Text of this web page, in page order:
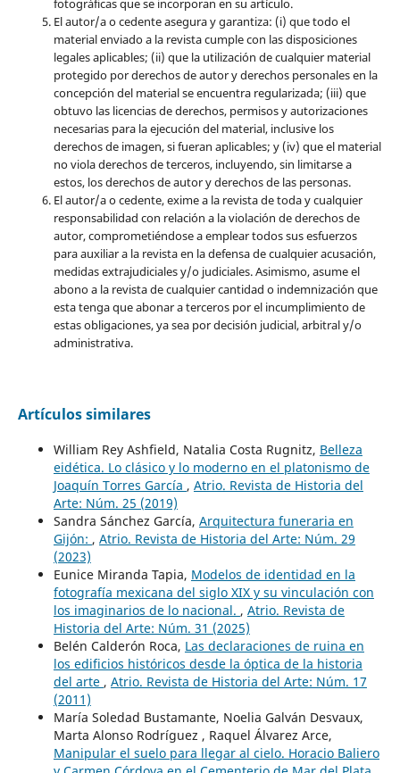
fotográficas que se incorporan en su artículo.
El autor/a o cedente asegura y garantiza: (i) que todo el
material enviado a la revista cumple con las disposiciones
legales aplicables; (ii) que la utilización de cualquier material
protegido por derechos de autor y derechos personales en la
concepción del material se encuentra regularizada; (iii) que
obtuvo las licencias de derechos, permisos y autorizaciones
necesarias para la ejecución del material, inclusive los
derechos de imagen, si fueran aplicables; y (iv) que el material
no viola derechos de terceros, incluyendo, sin limitarse a
estos, los derechos de autor y derechos de las personas.
El autor/a o cedente, exime a la revista de toda y cualquier
responsabilidad con relación a la violación de derechos de
autor, comprometiéndose a emplear todos sus esfuerzos
para auxiliar a la revista en la defensa de cualquier acusación,
medidas extrajudiciales y/o judiciales. Asimismo, asume el
abono a la revista de cualquier cantidad o indemnización que
esta tenga que abonar a terceros por el incumplimiento de
estas obligaciones, ya sea por decisión judicial, arbitral y/o
administrativa.
Artículos similares
William Rey Ashfield, Natalia Costa Rugnitz, Belleza
eidética. Lo clásico y lo moderno en el platonismo de
Joaquín Torres García , Atrio. Revista de Historia del
Arte: Núm. 25 (2019)
Sandra Sánchez García, Arquitectura funeraria en
Gijón: , Atrio. Revista de Historia del Arte: Núm. 29
(2023)
Eunice Miranda Tapia, Modelos de identidad en la
fotografía mexicana del siglo XIX y su vinculación con
los imaginarios de lo nacional. , Atrio. Revista de
Historia del Arte: Núm. 31 (2025)
Belén Calderón Roca, Las declaraciones de ruina en
los edificios históricos desde la óptica de la historia
del arte , Atrio. Revista de Historia del Arte: Núm. 17
(2011)
María Soledad Bustamante, Noelia Galván Desvaux,
Marta Alonso Rodríguez , Raquel Álvarez Arce,
Manipular el suelo para llegar al cielo. Horacio Baliero